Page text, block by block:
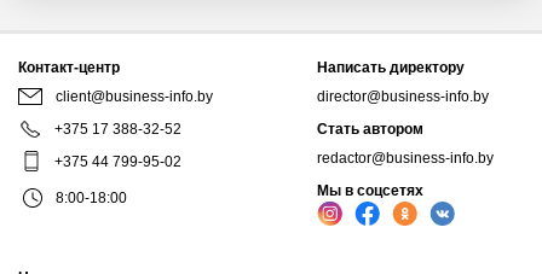
Контакт-центр
client@business-info.by
+375 17 388-32-52
+375 44 799-95-02
8:00-18:00
Написать директору
director@business-info.by
Стать автором
redactor@business-info.by
Мы в соцсетях